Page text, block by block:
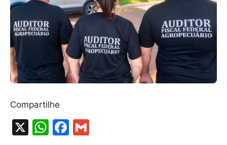
Compartilhe
X
W F